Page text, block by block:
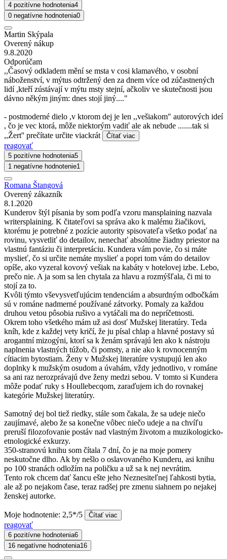
4 pozitívne hodnotenia4
0 negatívne hodnotenia0
Martin Skýpala
Overený nákup
9.8.2020
Odporúčam
,,Časový odkladem mění se msta v cosi klamavého, v osobní
náboženství, v mýtus odtržený den za dnem více od zúčastnených
lidí ,kteří zústávají v mýtu msty stejní, ačkoliv ve skutečnosti jsou
dávno někým jiným: dnes stojí jiný...."
- postmoderné dielo ,v ktorom dej je len ,,vešiakom" autorových ideí
, čo je vec ktorá, môže niektorým vadiť ale ak nebude .......tak si
,,Žert'' prečítate určite viackrát
Čítať viac
reagovať
5 pozitívne hodnotenia5
1 negatívne hodnotenie1
Romana Štangová
Overený zákazník
8.1.2020
Kunderov štýl písania by som podľa vzoru mansplaining nazvala
writersplaining. K čitateľovi sa správa ako k malému žiačikovi,
ktorému je potrebné z pozície autority spisovateľa všetko podať na
rovinu, vysvetliť do detailov, nenechať absolútne žiadny priestor na
vlastnú fantáziu či interpretáciu. Kundera vám povie, čo si máte
myslieť, čo si určite nemáte myslieť a popri tom vám do detailov
opíše, ako vyzeral kovový vešiak na kabáty v hotelovej izbe. Lebo,
prečo nie. A ja som sa len chytala za hlavu a rozmýšľala, či mi to
stojí za to.
Kvôli týmto vševysvetľujúcim tendenciám a absurdným odbočkám
sú v románe nadmerné používané zátvorky. Pomaly za každou
druhou vetou pôsobia rušivo a vytáčali ma do nepríčetnosti.
Okrem toho všetkého mám už asi dosť Mužskej literatúry. Teda
kníh, kde z každej vety kričí, že ju písal chlap a hlavné postavy sú
arogantní mizogýni, ktorí sa k ženám správajú len ako k nástroju
naplnenia vlastných túžob, či pomsty, a nie ako k rovnocenným
cítiacim bytostiam. Ženy v Mužskej literatúre vystupujú len ako
doplnky k mužským osudom a úvahám, vždy jednotlivo, v románe
sa ani raz nerozprávajú dve ženy medzi sebou. V tomto si Kundera
môže podať ruky s Houllebecqom, zaraďujem ich do rovnakej
kategórie Mužskej literatúry.
Samotný dej bol tiež riedky, stále som čakala, že sa udeje niečo
zaujímavé, alebo že sa konečne vôbec niečo udeje a na chvíľu
preruší filozofovanie postáv nad vlastným životom a muzikologicko-
etnologické exkurzy.
350-stranovú knihu som čítala 7 dní, čo je na moje pomery
neskutočne dlho. Ak by nešlo o oslavovaného Kunderu, asi knihu
po 100 stranách odložím na poličku a už sa k nej nevrátim.
Tento rok chcem dať šancu ešte jeho Neznesiteľnej ľahkosti bytia,
ale až po nejakom čase, teraz radšej pre zmenu siahnem po nejakej
ženskej autorke.
Moje hodnotenie: 2,5*/5 Čítať viac
reagovať
6 pozitívne hodnotenia6
16 negatívne hodnotenia16